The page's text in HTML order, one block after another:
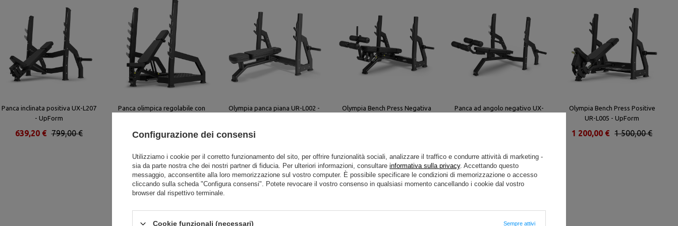
Panca inclinata positiva UX-L207
- UpForm
799,00 €
639,20 €
Panca olimpica regolabile con
1 310,00 €
1 048,00 €
Olympia panca piana UR-L002 -
1 048,00 €
Olympia Bench Press Negativa
Panca ad angolo negativo UX-
Olympia Bench Press Positive
UR-L005 - UpForm
1 500,00 €
1 200,00 €
Configurazione dei consensi
Utilizziamo i cookie per il corretto funzionamento del sito, per offrire funzionalità sociali, analizzare il traffico e condurre attività di marketing -
sia da parte nostra che dei nostri partner di fiducia. Per ulteriori informazioni, consultare informativa sulla privacy. Accettando questo
messaggio, acconsentite alla loro memorizzazione sul vostro computer. È possibile specificare le condizioni di memorizzazione o accesso
cliccando sulla scheda "Configura consensi". Potete revocare il vostro consenso in qualsiasi momento cancellando i cookie dal vostro
browser dal rispettivo terminale.
Cookie funzionali (necessari) Sempre attivi